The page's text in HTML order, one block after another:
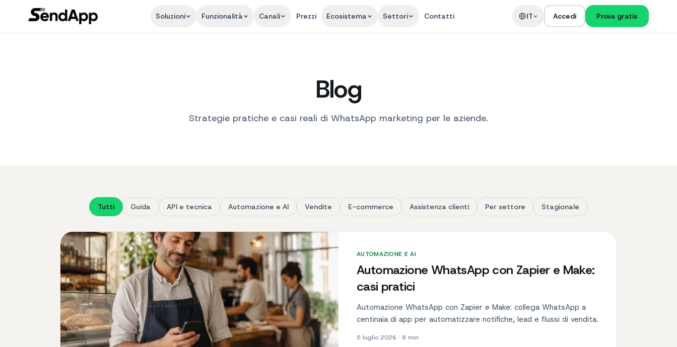
Soluzioni Funzionalità Canali Prezzi Ecosistema Settori Contatti IT Accedi Prova gratis
Blog
Strategie pratiche e casi reali di WhatsApp marketing per le aziende.
Tutti Guida API e tecnica Automazione e AI Vendite E-commerce Assistenza clienti Per settore Stagionale
AUTOMAZIONE E AI
Automazione WhatsApp con Zapier e Make:
casi pratici
Automazione WhatsApp con Zapier e Make: collega WhatsApp a
centinaia di app per automatizzare notifiche, lead e flussi di vendita.
5 luglio 2026 · 8 min